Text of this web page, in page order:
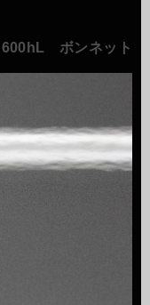
ボンネット